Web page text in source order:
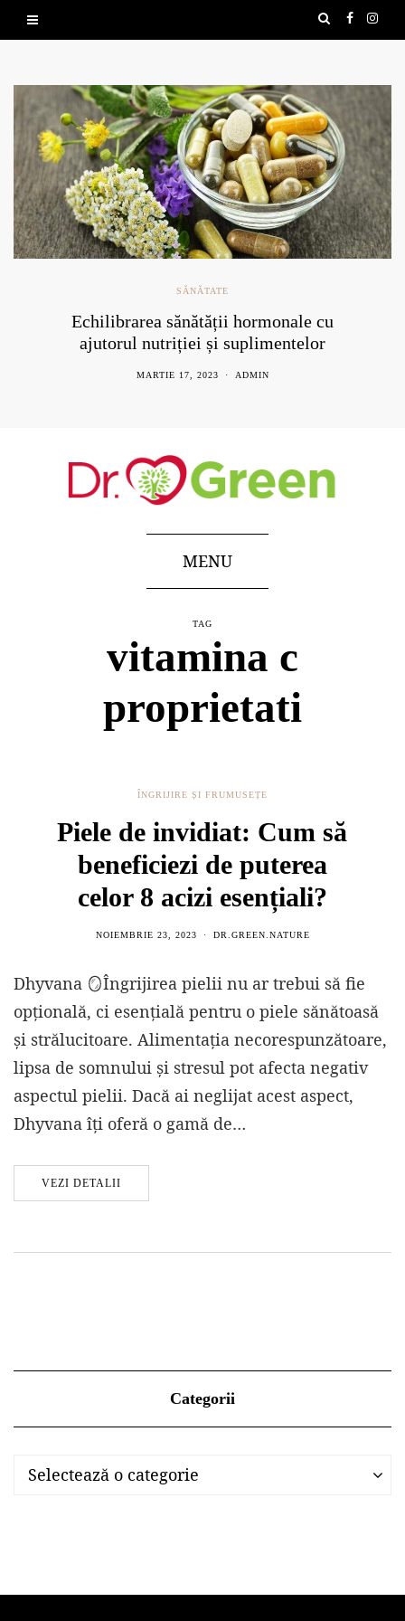
SĂNĂTATE
Echilibrarea sănătății hormonale cu
ajutorul nutriției și suplimentelor
MARTIE 17, 2023 ADMIN
MENU
TAG
vitamina c
proprietati
ÎNGRIJIRE ȘI FRUMUSEȚE
Piele de invidiat: Cum să
beneficiezi de puterea
celor 8 acizi esențiali?
NOIEMBRIE 23, 2023 DR.GREEN.NATURE
Dhyvana 🪞Îngrijirea pielii nu ar trebui să fie
opțională, ci esențială pentru o piele sănătoasă
și strălucitoare. Alimentația necorespunzătoare,
lipsa de somnului și stresul pot afecta negativ
aspectul pielii. Dacă ai neglijat acest aspect,
Dhyvana îți oferă o gamă de…
VEZI DETALII
Categorii
Categorii
Selectează o categorie
Categorii